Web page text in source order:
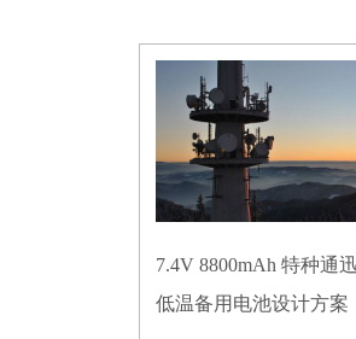
7.4V 8800mAh 特种通
低温备用电池设计方案